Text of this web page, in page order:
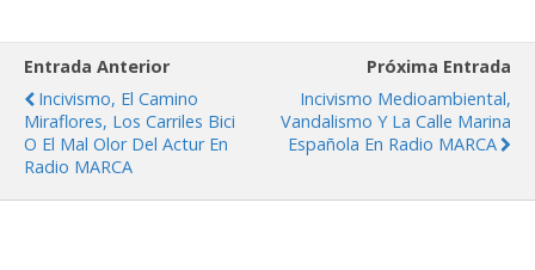
Entrada Anterior
Incivismo, El Camino
Miraflores, Los Carriles Bici
O El Mal Olor Del Actur En
Radio MARCA
Próxima Entrada
Incivismo Medioambiental,
Vandalismo Y La Calle Marina
Española En Radio MARCA